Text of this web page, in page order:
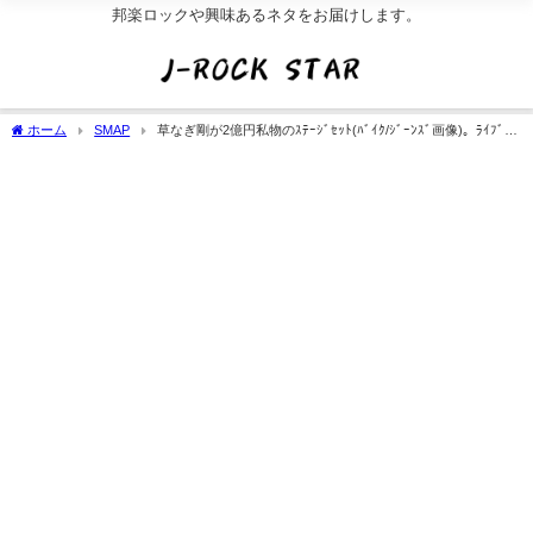
邦楽ロックや興味あるネタをお届けします。
ホーム SMAP
草なぎ剛が2億円私物のｽﾃｰｼﾞｾｯﾄ(ﾊﾞｲｸ/ｼﾞｰﾝｽﾞ画像)。ﾗｲﾌﾞﾂｱ